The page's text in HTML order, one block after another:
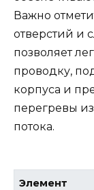
Важно
отверстий и
позволяет
проводку,
корпуса и
перегревы
потока.
Элемент